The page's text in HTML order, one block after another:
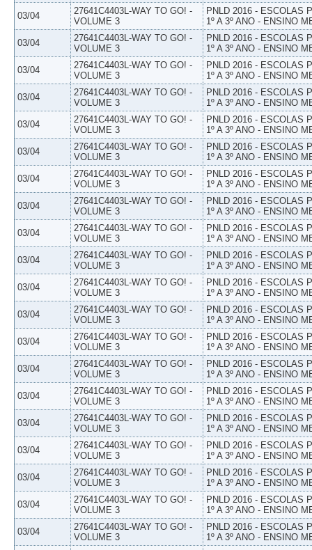
03/04
27641C4403L-WAY TO GO! -
VOLUME 3
PNLD 2016 - ESCOLAS
1º A 3º ANO - ENSINO
03/04
27641C4403L-WAY TO GO! -
VOLUME 3
PNLD 2016 - ESCOLAS
1º A 3º ANO - ENSINO
03/04
27641C4403L-WAY TO GO! -
VOLUME 3
PNLD 2016 - ESCOLAS
1º A 3º ANO - ENSINO
03/04
27641C4403L-WAY TO GO! -
VOLUME 3
PNLD 2016 - ESCOLAS
1º A 3º ANO - ENSINO
03/04
27641C4403L-WAY TO GO! -
VOLUME 3
PNLD 2016 - ESCOLAS
1º A 3º ANO - ENSINO
03/04
27641C4403L-WAY TO GO! -
VOLUME 3
PNLD 2016 - ESCOLAS
1º A 3º ANO - ENSINO
03/04
27641C4403L-WAY TO GO! -
VOLUME 3
PNLD 2016 - ESCOLAS
1º A 3º ANO - ENSINO
03/04
27641C4403L-WAY TO GO! -
VOLUME 3
PNLD 2016 - ESCOLAS
1º A 3º ANO - ENSINO
03/04
27641C4403L-WAY TO GO! -
VOLUME 3
PNLD 2016 - ESCOLAS
1º A 3º ANO - ENSINO
03/04
27641C4403L-WAY TO GO! -
VOLUME 3
PNLD 2016 - ESCOLAS
1º A 3º ANO - ENSINO
03/04
27641C4403L-WAY TO GO! -
VOLUME 3
PNLD 2016 - ESCOLAS
1º A 3º ANO - ENSINO
03/04
27641C4403L-WAY TO GO! -
VOLUME 3
PNLD 2016 - ESCOLAS
1º A 3º ANO - ENSINO
03/04
27641C4403L-WAY TO GO! -
VOLUME 3
PNLD 2016 - ESCOLAS
1º A 3º ANO - ENSINO
03/04
27641C4403L-WAY TO GO! -
VOLUME 3
PNLD 2016 - ESCOLAS
1º A 3º ANO - ENSINO
03/04
27641C4403L-WAY TO GO! -
VOLUME 3
PNLD 2016 - ESCOLAS
1º A 3º ANO - ENSINO
03/04
27641C4403L-WAY TO GO! -
VOLUME 3
PNLD 2016 - ESCOLAS
1º A 3º ANO - ENSINO
03/04
27641C4403L-WAY TO GO! -
VOLUME 3
PNLD 2016 - ESCOLAS
1º A 3º ANO - ENSINO
03/04
27641C4403L-WAY TO GO! -
VOLUME 3
PNLD 2016 - ESCOLAS
1º A 3º ANO - ENSINO
03/04
27641C4403L-WAY TO GO! -
VOLUME 3
PNLD 2016 - ESCOLAS
1º A 3º ANO - ENSINO
03/04
27641C4403L-WAY TO GO! -
VOLUME 3
PNLD 2016 - ESCOLAS
1º A 3º ANO - ENSINO